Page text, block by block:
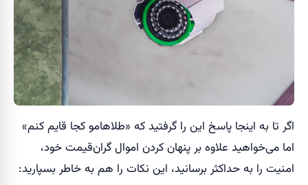
اگر تا به اینجا پاسخ این را گرفتید که «طلاهامو کجا قایم کنم»
اما می‌خواهید علاوه بر پنهان کردن اموال گران‌قیمت خود،
امنیت را به حداکثر برسانید، این نکات را هم به خاطر بسپارید: